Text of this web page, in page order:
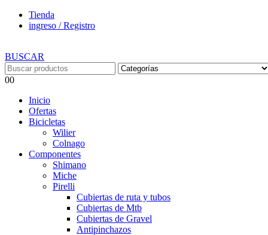
Tienda
ingreso / Registro
BUSCAR
00
Inicio
Ofertas
Bicicletas
Wilier
Colnago
Componentes
Shimano
Miche
Pirelli
Cubiertas de ruta y tubos
Cubiertas de Mtb
Cubiertas de Gravel
Antipinchazos